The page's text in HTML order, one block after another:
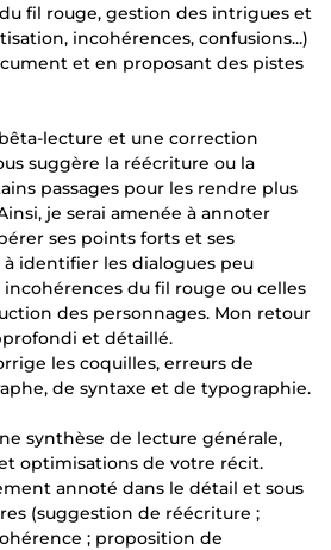
fil rouge, gestion des intrigues et
incohérences, confusions...)
et en proposant des pistes
lecture et une correction
suggère la réécriture ou la
passages pour les rendre plus
je serai amenée à annoter
ses points forts et ses
à identifier les dialogues peu
incohérences du fil rouge ou celles
des personnages. Mon retour
et détaillé.
les coquilles, erreurs de
de syntaxe et de typographie.
synthèse de lecture générale,
optimisations de votre récit.
annoté dans le détail et sous
(suggestion de réécriture ;
; proposition de